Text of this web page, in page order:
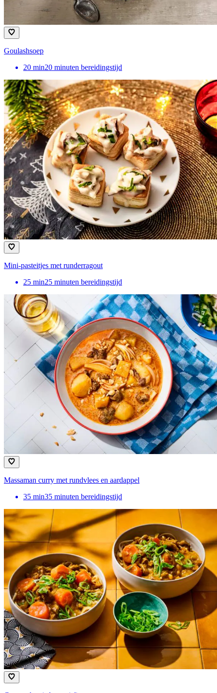
Goulashsoep
20 min20 minuten bereidingstijd
Mini-pasteitjes met runderragout
25 min25 minuten bereidingstijd
Massaman curry met rundvlees en aardappel
35 min35 minuten bereidingstijd